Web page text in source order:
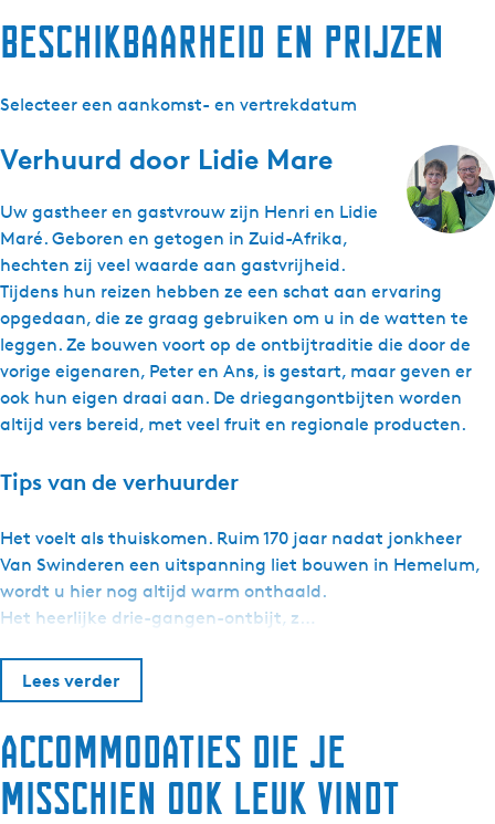
Beschikbaarheid en prijzen
Selecteer een aankomst- en vertrekdatum
Verhuurd door Lidie Mare
Uw gastheer en gastvrouw zijn Henri en Lidie
Maré. Geboren en getogen in Zuid-Afrika,
hechten zij veel waarde aan gastvrijheid.
Tijdens hun reizen hebben ze een schat aan ervaring
opgedaan, die ze graag gebruiken om u in de watten te
leggen. Ze bouwen voort op de ontbijtraditie die door de
vorige eigenaren, Peter en Ans, is gestart, maar geven er
ook hun eigen draai aan. De driegangontbijten worden
altijd vers bereid, met veel fruit en regionale producten.
Tips van de verhuurder
Het voelt als thuiskomen. Ruim 170 jaar nadat jonkheer
Van Swinderen een uitspanning liet bouwen in Hemelum,
wordt u hier nog altijd warm onthaald.
Het heerlijke drie-gangen-ontbijt, z…
Lees verder
Accommodaties die je
misschien ook leuk vindt